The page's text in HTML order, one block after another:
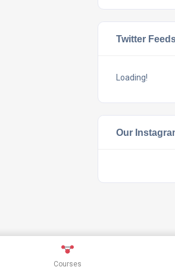
Twitter
Loading!
Our
Courses